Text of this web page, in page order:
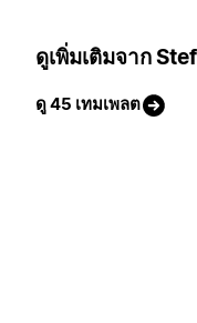
ดูเพิ่มเติมจาก
ดู 45 เทมเพลต